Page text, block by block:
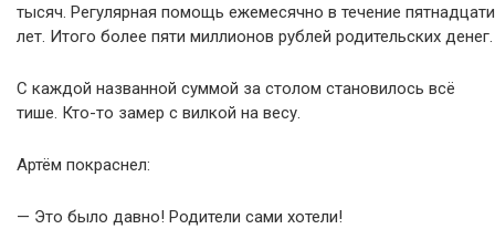
тысяч. Регулярная помощь ежемесячно в течение пятнадцати
лет. Итого более пяти миллионов рублей родительских денег.
С каждой названной суммой за столом становилось всё
тише. Кто-то замер с вилкой на весу.
Артём покраснел:
— Это было давно! Родители сами хотели!